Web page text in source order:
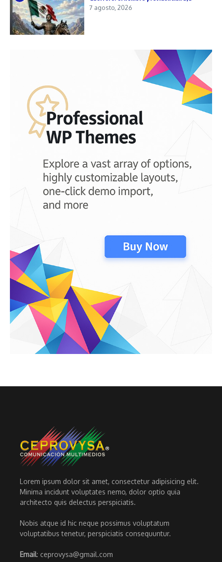
7 agosto, 2026
Lorem ipsum dolor sit amet, consectetur adipisicing elit.
Minima incidunt voluptates nemo, dolor optio quia
architecto quis delectus perspiciatis.
Nobis atque id hic neque possimus voluptatum
voluptatibus tenetur, perspiciatis consequuntur.
Email: ceprovysa@gmail.com